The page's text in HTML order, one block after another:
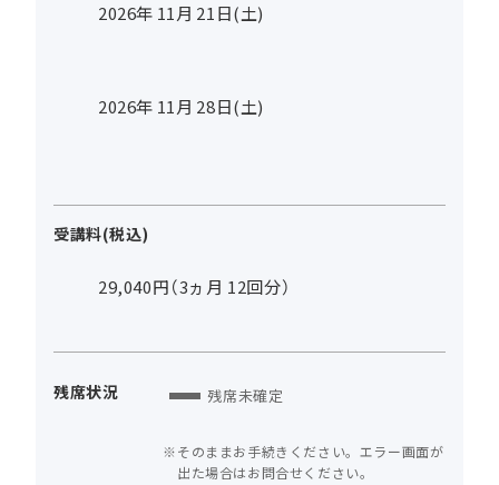
2026年 11月 21日(土)
2026年 11月 28日(土)
受講料(税込)
29,040円（3ヵ月 12回分）
残席状況 残席未確定
そのままお手続きください。エラー画面が
出た場合はお問合せください。